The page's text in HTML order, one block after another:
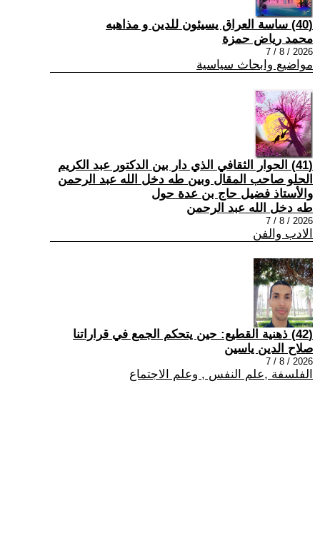
(40) ساسة العراق يسيئون للدين و مذاهبه
محمد رياض حمزة
2026 / 8 / 7
مواضيع وابحاث سياسية
(41) الحوار الثقافي الذي دار بين الدكتور عبد الكريم
الحلو صاحب المقال وبين طه دخل الله عبد الرحمن
والأستاذ فضيل حاج بن عدة حول
طه دخل الله عبد الرحمن
2026 / 8 / 7
الادب والفن
(42) ذهنية القطيع: حين يتحكم الجمع في قراراتنا
صلاح الدين ياسين
2026 / 8 / 7
الفلسفة ,علم النفس , وعلم الاجتماع